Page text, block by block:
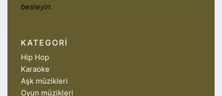
besleyin.
KATEGORI
Hip Hop
Karaoke
Aşk müzikleri
Oyun müzikleri